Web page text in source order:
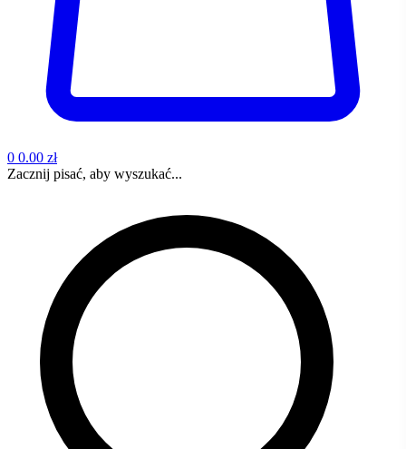
0 0.00 zł
Zacznij pisać, aby wyszukać...